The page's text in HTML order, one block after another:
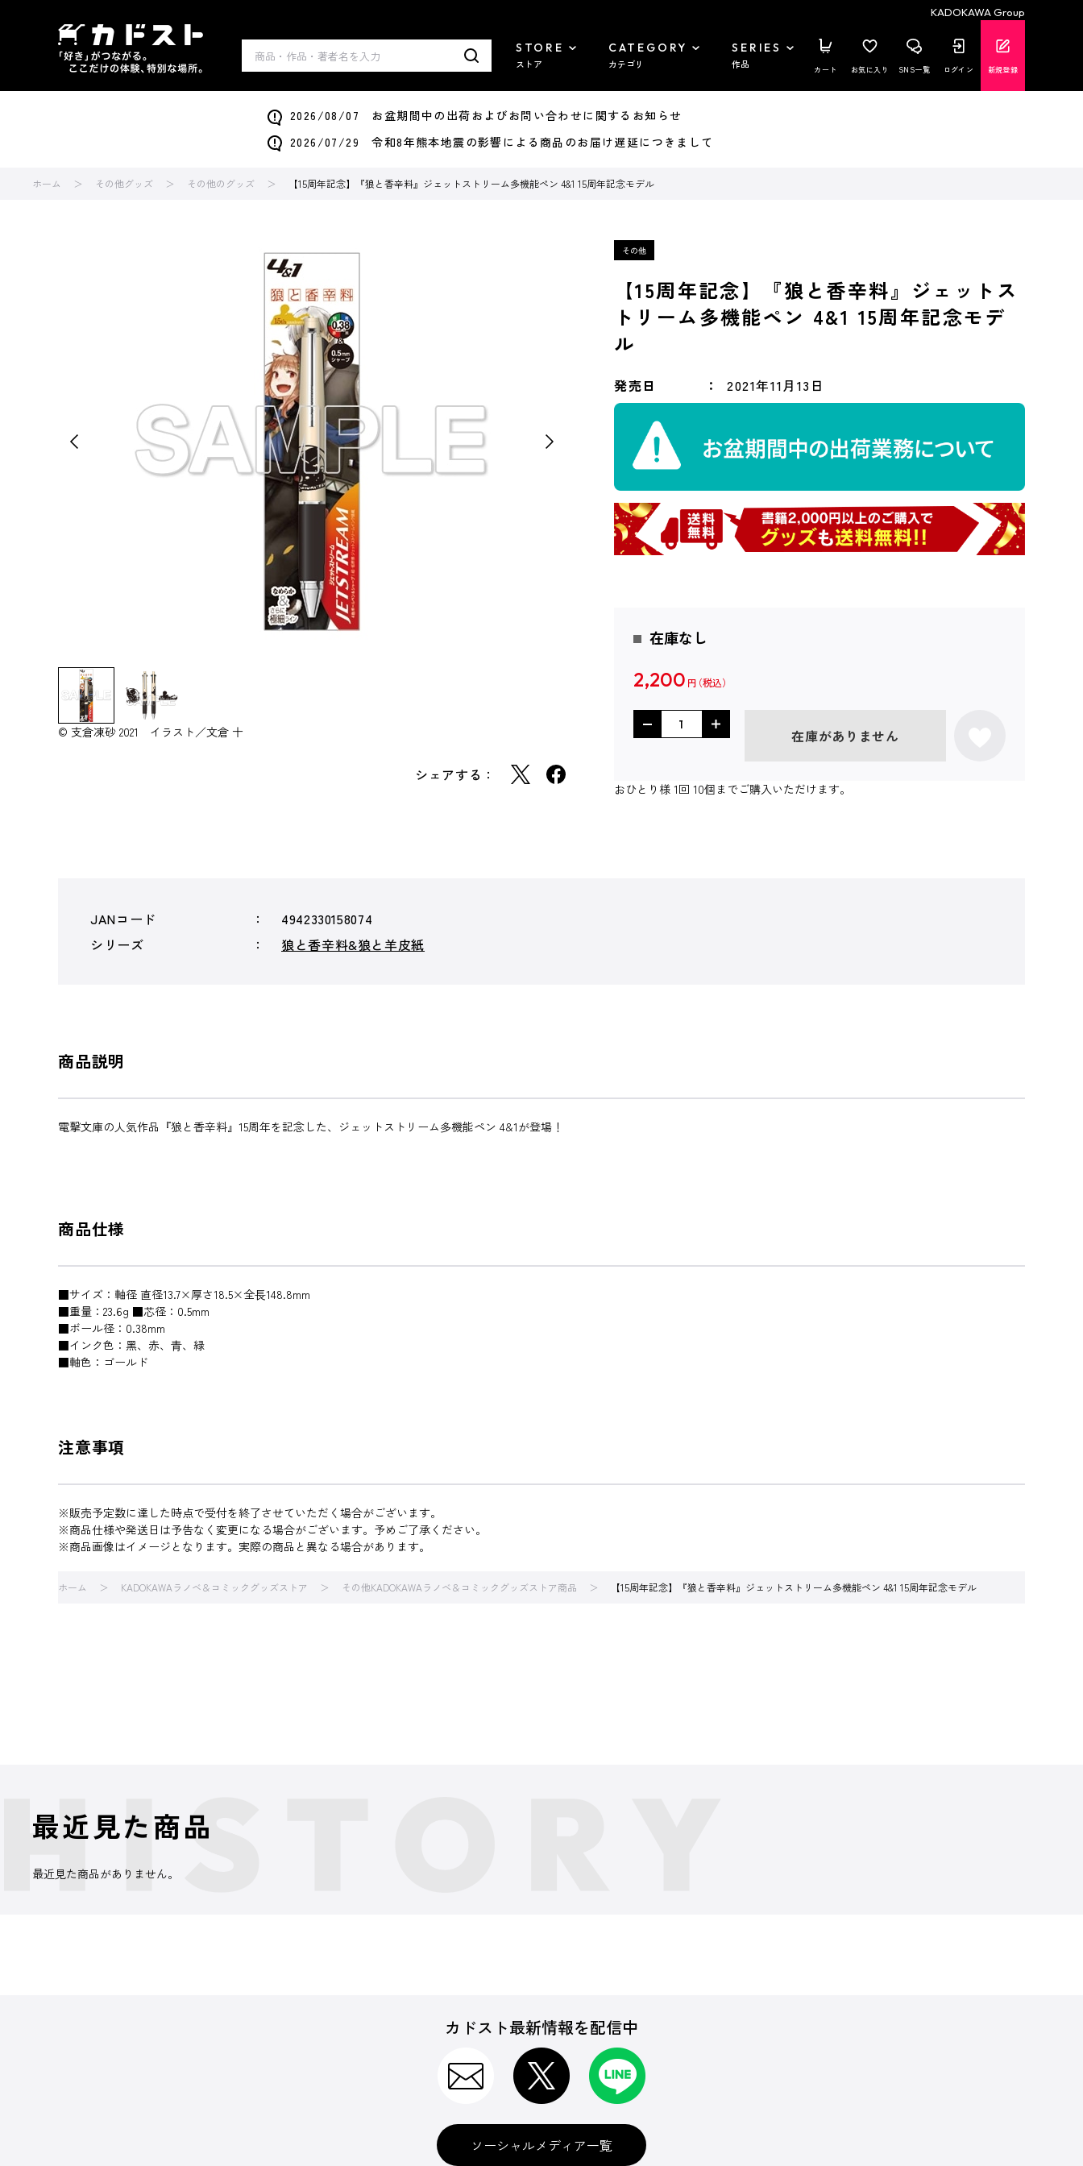
KADOKAWA Group
STORE
ストア
CATEGORY
カテゴリ
SERIES
作品 カート お気に入り SNS一覧 ログイン 新規登録
2026/08/07 お盆期間中の出荷およびお問い合わせに関するお知らせ
2026/07/29 令和8年熊本地震の影響による商品のお届け遅延につきまして
ホーム その他グッズ その他のグッズ 【15周年記念】『狼と香辛料』ジェットストリーム多機能ペン 4&1 15周年記念モデル
© 支倉凍砂 2021 イラスト／文倉 十
シェアする：
【15周年記念】『狼と香辛料』ジェットス
トリーム多機能ペン 4&1 15周年記念モデ
ル
発売日 2021年11月13日
在庫なし
2,200 円
在庫がありません
おひとり様 1回 10個までご購入いただけます。
JANコード
4942330158074
シリーズ
狼と香辛料&狼と羊皮紙
商品説明
電撃文庫の人気作品『狼と香辛料』15周年を記念した、ジェットストリーム多機能ペン 4&1が登場！
商品仕様
■サイズ：軸径 直径13.7×厚さ18.5×全⻑148.8mm
■重量：23.6g ■芯径：0.5mm
■ボール径：0.38mm
■インク色：黑、赤、⻘、緑
■軸色：ゴールド
注意事項
※販売予定数に達した時点で受付を終了させていただく場合がございます。
※商品仕様や発送日は予告なく変更になる場合がございます。予めご了承ください。
※商品画像はイメージとなります。実際の商品と異なる場合があります。
ホーム KADOKAWAラノベ＆コミックグッズストア その他KADOKAWAラノベ＆コミックグッズストア商品 【15周年記念】『狼と香辛料』ジェットストリーム多機能ペン 4&1 15周年記念モデル
最近見た商品
最近見た商品がありません。
カドスト最新情報を配信中
ソーシャルメディア一覧